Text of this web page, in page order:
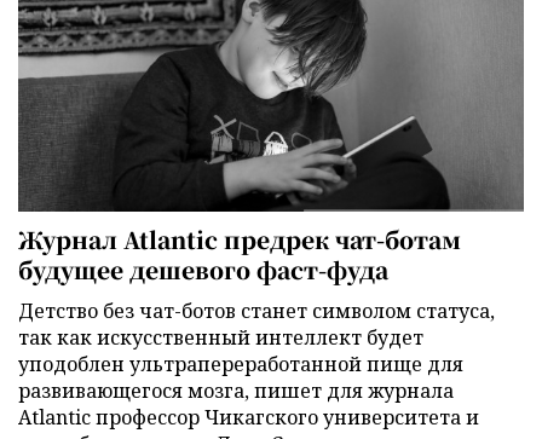
Журнал Atlantic предрек чат-ботам
будущее дешевого фаст-фуда
Детство без чат-ботов станет символом статуса,
так как искусственный интеллект будет
уподоблен ультрапереработанной пище для
развивающегося мозга, пишет для журнала
Atlantic профессор Чикагского университета и